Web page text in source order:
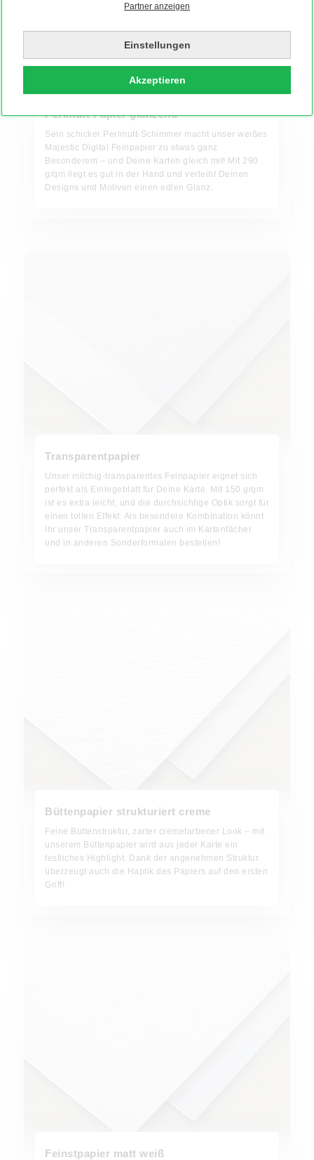
Partner anzeigen
Einstellungen
Akzeptieren
Perlmutt Papier glänzend
Sein schicker Perlmutt-Schimmer macht unser weißes
Majestic Digital Feinpapier zu etwas ganz
Besonderem – und Deine Karten gleich mit! Mit 290
g/qm liegt es gut in der Hand und verleiht Deinen
Designs und Motiven einen edlen Glanz.
Transparentpapier
Unser milchig-transparentes Feinpapier eignet sich
perfekt als Einlegeblatt für Deine Karte. Mit 150 g/qm
ist es extra leicht, und die durchsichtige Optik sorgt für
einen tollen Effekt. Als besondere Kombination könnt
Ihr unser Transparentpapier auch im Kartenfächer
und in anderen Sonderformaten bestellen!
Büttenpapier strukturiert creme
Feine Büttenstruktur, zarter cremefarbener Look – mit
unserem Büttenpapier wird aus jeder Karte ein
festliches Highlight. Dank der angenehmen Struktur
überzeugt auch die Haptik des Papiers auf den ersten
Griff!
Feinstpapier matt weiß